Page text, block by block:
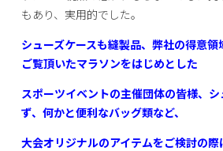
もあり、実用的でした。
シューズケースも縫製品、弊社の得意
ご覧頂いたマラソンをはじめとした
スポーツイベントの主催団体の皆様、
ず、何かと便利なバッグ類など、
大会オリジナルのアイテムをご検討の